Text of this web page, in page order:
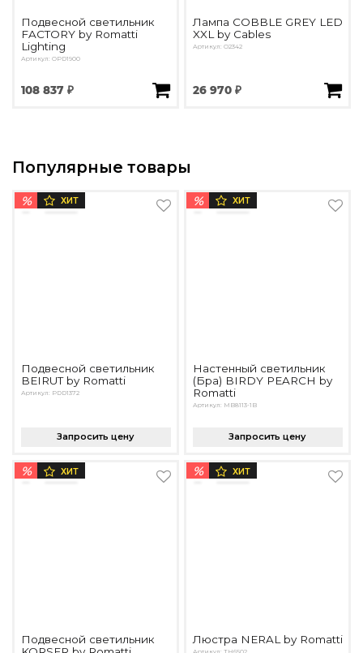
Подвесной светильник
FACTORY by Romatti
Lighting
Артикул: OPD1900
108 837 ₽
Лампа COBBLE GREY LED
XXL by Cables
Артикул: O2342
26 970 ₽
Популярные товары
% ХИТ
Подвесной светильник
BEIRUT by Romatti
Артикул: PDD1372
Запросить цену
% ХИТ
Настенный светильник
(Бра) BIRDY PEARCH by
Romatti
Артикул: MB8113-1B
Запросить цену
% ХИТ
Подвесной светильник
% ХИТ
Люстра NERAL by Romatti
Артикул: TH6502